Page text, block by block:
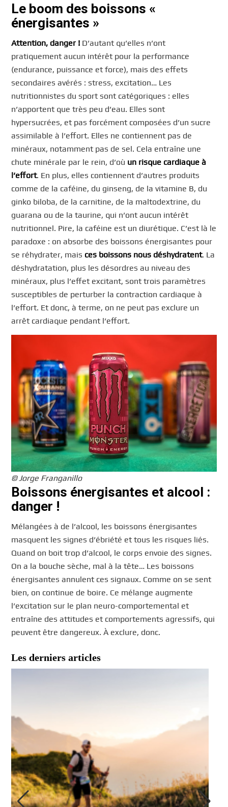
Le boom des boissons «
énergisantes »
Attention, danger ! D’autant qu’elles n’ont
pratiquement aucun intérêt pour la performance
(endurance, puissance et force), mais des effets
secondaires avérés : stress, excitation… Les
nutritionnistes du sport sont catégoriques : elles
n’apportent que très peu d’eau. Elles sont
hypersucrées, et pas forcément composées d’un sucre
assimilable à l’effort. Elles ne contiennent pas de
minéraux, notamment pas de sel. Cela entraîne une
chute minérale par le rein, d’où un risque cardiaque à
l’effort. En plus, elles contiennent d’autres produits
comme de la caféine, du ginseng, de la vitamine B, du
ginko biloba, de la carnitine, de la maltodextrine, du
guarana ou de la taurine, qui n’ont aucun intérêt
nutritionnel. Pire, la caféine est un diurétique. C’est là le
paradoxe : on absorbe des boissons énergisantes pour
se réhydrater, mais ces boissons nous déshydratent. La
déshydratation, plus les désordres au niveau des
minéraux, plus l’effet excitant, sont trois paramètres
susceptibles de perturber la contraction cardiaque à
l’effort. Et donc, à terme, on ne peut pas exclure un
arrêt cardiaque pendant l’effort.
© Jorge Franganillo
Boissons énergisantes et alcool :
danger !
Mélangées à de l’alcool, les boissons énergisantes
masquent les signes d’ébriété et tous les risques liés.
Quand on boit trop d’alcool, le corps envoie des signes.
On a la bouche sèche, mal à la tête… Les boissons
énergisantes annulent ces signaux. Comme on se sent
bien, on continue de boire. Ce mélange augmente
l’excitation sur le plan neuro-comportemental et
entraîne des attitudes et comportements agressifs, qui
peuvent être dangereux. À exclure, donc.
Les derniers articles